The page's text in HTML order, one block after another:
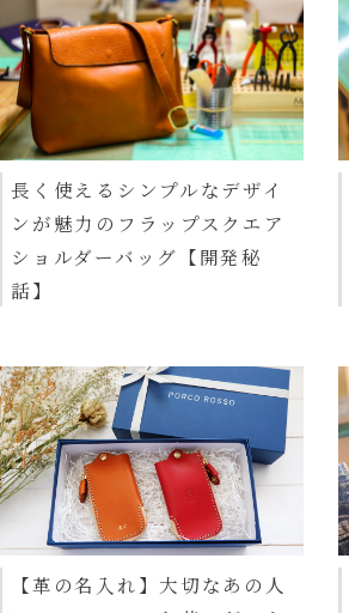
長く使えるシンプルなデザイ
ンが魅力のフラップスクエア
ショルダーバッグ【開発秘
話】
【革の名入れ】大切なあの人